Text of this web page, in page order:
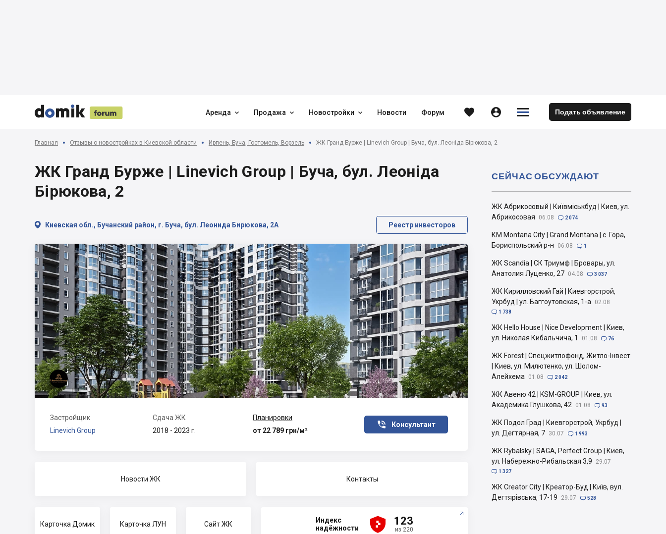


 
 Аренда  Продажа  Новостройки  Новости Форум   

 Подать объявление
Главная Отзывы о новостройках в Киевской области Ирпень, Буча, Гостомель, Ворзель ЖК Гранд Бурже | Linevich Group | Буча, бул. Леоніда Бірюкова, 2
ЖК Гранд Бурже | Linevich Group | Буча, бул. Леоніда
Бірюкова, 2
 Киевская обл., Бучанский район, г. Буча, бул. Леонида Бирюкова, 2А Реестр инвесторов
Застройщик
Linevich Group
Сдача ЖК
2018 - 2023 г.
Планировки
от 22 789 грн/м²
Консультант

Новости ЖК Контакты
Карточка Домик Карточка ЛУН Сайт ЖК
Индекс
надёжности




 123
из 220
ЖК Абрикосовый | Київміськбуд | Киев, ул.
Абрикосовая
06.08  2 074
КМ Montana City | Grand Montana | с. Гора,
Бориспольский р-н
06.08  1
ЖК Scandia | СК Триумф | Бровары, ул.
Анатолия Луценко, 27 04.08  3 037
ЖК Кирилловский Гай | Киевгорстрой,
Укрбуд | ул. Баггоутовская, 1-а
02.08
 1 738
ЖК Hello House | Nice Development | Киев,
ул. Николая Кибальчича, 1
01.08  76
ЖК Forest | Спецжитлофонд, Житло-Інвест
| Киев, ул. Милютенко, ул. Шолом-
Алейхема
01.08  2 042
ЖК Авеню 42 | KSM-GROUP | Киев, ул.
Академика Глушкова, 42
01.08  93
ЖК Подол Град | Киевгорстрой, Укрбуд |
ул. Дегтярная, 7 30.07  1 993
ЖК Rybalsky | SAGA, Perfect Group | Киев,
ул. Набережно-Рибальская 3,9
29.07
 1 327
ЖК Creator City | Креатор-Буд | Київ, вул.
Дегтярівська, 17-19
29.07  528
СЕЙЧАС ОБСУЖДАЮТ